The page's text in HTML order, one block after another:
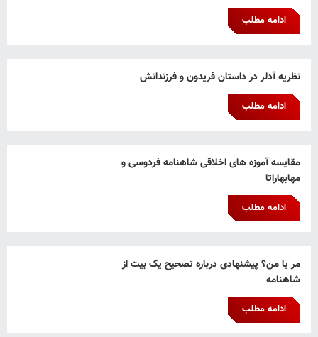
ادامه مطلب
نظریه آدلر در داستان فریدون و فرزندانش
ادامه مطلب
مقایسه آموزه های اخلاقی شاهنامه فردوسی و
مهابهاراتا
ادامه مطلب
مر یا من؟ پیشنهادی درباره تصحیح یک بیت از
شاهنامه
ادامه مطلب